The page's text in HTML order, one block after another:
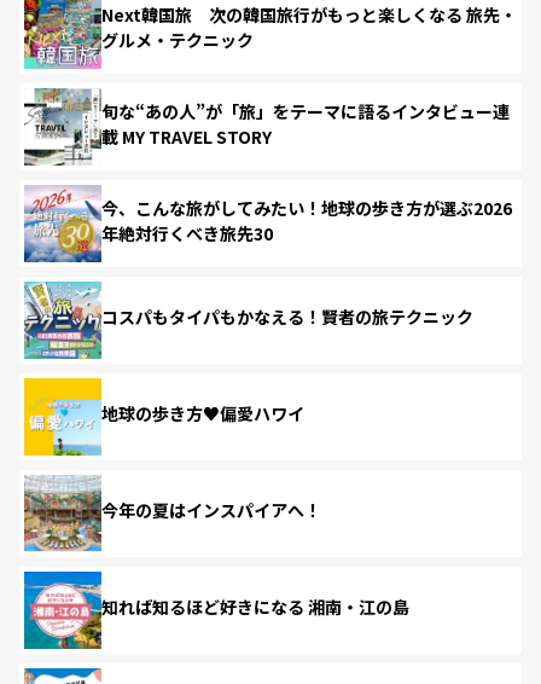
Next韓国旅 次の韓国旅行がもっと楽しくなる 旅先・
グルメ・テクニック
旬な“あの人”が「旅」をテーマに語るインタビュー連
載 MY TRAVEL STORY
今、こんな旅がしてみたい！地球の歩き方が選ぶ2026
年絶対行くべき旅先30
コスパもタイパもかなえる！賢者の旅テクニック
地球の歩き方♥偏愛ハワイ
今年の夏はインスパイアへ！
知れば知るほど好きになる 湘南・江の島